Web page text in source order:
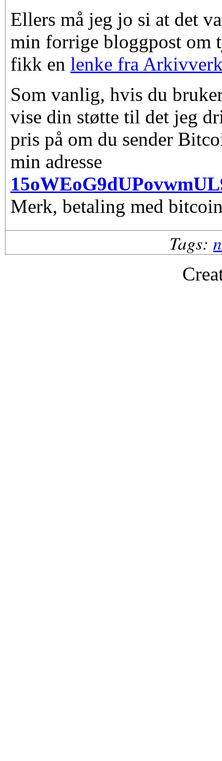
Ellers må jeg jo si at det
min forrige bloggpost om
fikk en lenke fra
Som vanlig, hvis du
vise din støtte til det jeg
pris på om du sender
min adresse
Merk, betaling med
Tags: